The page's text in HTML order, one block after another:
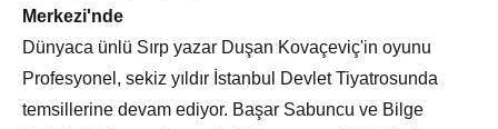
Merkezi'nde
Dünyaca ünlü Sırp yazar Duşan Kovaçeviç'in oyunu
Profesyonel, sekiz yıldır İstanbul Devlet Tiyatrosunda
temsillerine devam ediyor. Başar Sabuncu ve Bilge